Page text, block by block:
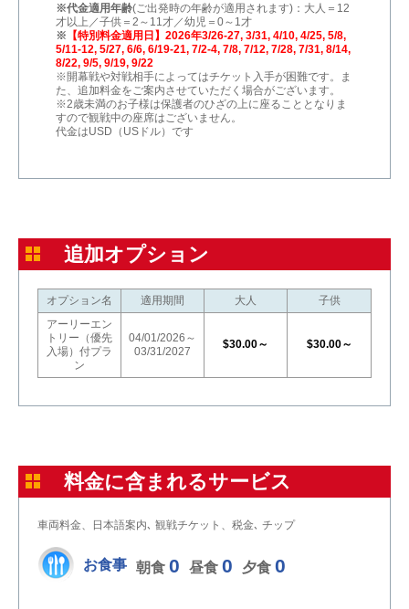
※代金適用年齢(ご出発時の年齢が適用されます)：大人＝12
才以上／子供＝2～11才／幼児＝0～1才
※ 【特別料金適用日】2026年3/26-27, 3/31, 4/10, 4/25, 5/8,
5/11-12, 5/27, 6/6, 6/19-21, 7/2-4, 7/8, 7/12, 7/28, 7/31, 8/14,
8/22, 9/5, 9/19, 9/22
※開幕戦や対戦相手によってはチケット入手が困難です。ま
た、追加料金をご案内させていただく場合がございます。
※2歳未満のお子様は保護者のひざの上に座ることとなりま
すので観戦中の座席はございません。
代金はUSD（USドル）です
追加オプション
オプション名 適用期間 大人
子供
アーリーエン
トリー（優先
入場）付プラ
ン
04/01/2026～
03/31/2027
$30.00～ $30.00～
料金に含まれるサービス
車両料金、日本語案内､ 観戦チケット、税金､ チップ
お食事 朝食 0 昼食 0 夕食 0